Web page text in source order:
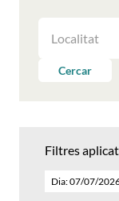
LES
PERCercar
Filtres
Dia: 07/07/